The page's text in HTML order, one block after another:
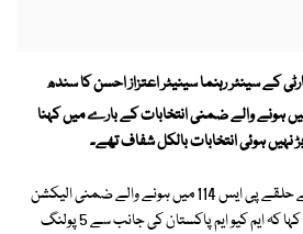
کے سینئر رہنما سینیٹر اعتزاز احسن کا سندھ
کے حلقے پی ایس 114 میں ہونے والے ضمنی انتخابات کے بارے میں کہنا
ہوئی انتخابات بالکل شفاف تھے۔
سینیٹر اعتزاز احسن نے کراچی کے حلقے پی ایس 114 میں ہونے والے ضمنی الیکشن
کے بارے میں گفتگو کرتے ہوئے کہا کہ ایم کیو ایم پاکستان کی جانب سے 5 پولنگ